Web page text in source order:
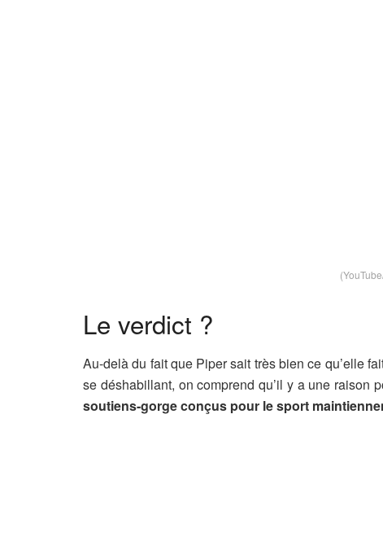
Le verdict ?
Au-delà du fait que Piper sait très bien ce qu’elle
se déshabillant, on comprend qu’il y a une raison
soutiens-gorge conçus pour le sport